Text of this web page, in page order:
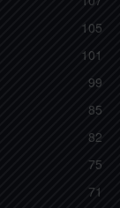
105
101
99
85
82
75
71